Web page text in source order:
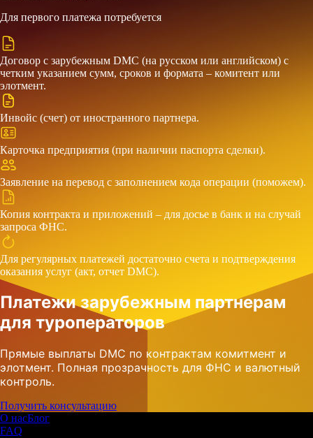
Для первого платежа потребуется
Договор с зарубежным DMC (на русском или английском) с
четким указанием сумм, сроков и формата – комитент или
элотмент.
Инвойс (счет) от иностранного партнера.
Карточка предприятия (при наличии паспорта сделки).
Заявление на перевод с заполнением кода операции (поможем).
Копия контракта и приложений – для досье в банк и на случай
запроса ФНС.
Для регулярных платежей достаточно счета и подтверждения
оказания услуг (акт, отчет DMC).
Платежи зарубежным партнерам
для туроператоров
Прямые выплаты DMC по контрактам комитмент и
элотмент. Полная прозрачность для ФНС и валютный
контроль.
Получить консультацию
О насБлог
FAQ